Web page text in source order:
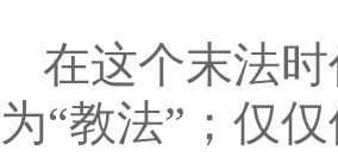
在这个末法
为“教法”；仅